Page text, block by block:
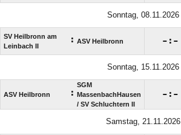
Sonntag, 08.11.2026
SV Heilbronn am
Leinbach II
: ASV Heilbronn  : 
Sonntag, 15.11.2026
ASV Heilbronn :
SGM
MassenbachHausen
/​ SV Schluchtern II
 : 
Samstag, 21.11.2026